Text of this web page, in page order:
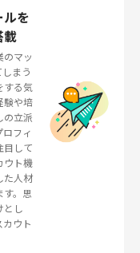
を
載
のマッ
まう
する気
験や培
の立派
フィ
目して
ウト機
た人材
す。思
とし
ウト